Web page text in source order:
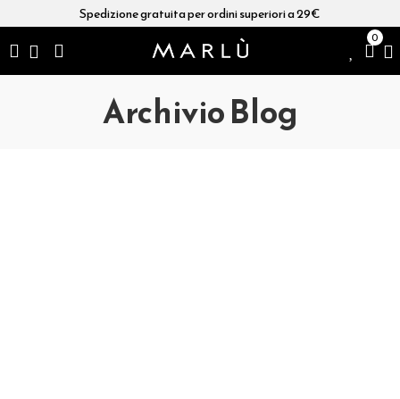
Spedizione gratuita per ordini superiori a 29€
0
Archivio Blog